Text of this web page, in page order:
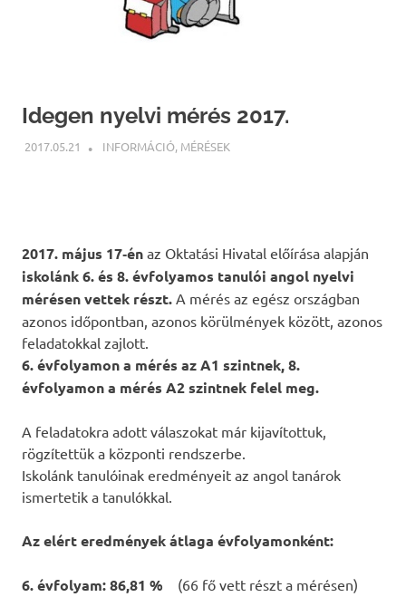
Idegen nyelvi mérés 2017.
2017.05.21 NBEA
INFORMÁCIÓ, MÉRÉSEK
2017. május 17‐én az Oktatási Hivatal előírása alapján
iskolánk 6. és 8. évfolyamos tanulói angol nyelvi
mérésen vettek részt. A mérés az egész országban
azonos időpontban, azonos körülmények között, azonos
feladatokkal zajlott.
6. évfolyamon a mérés az A1 szintnek, 8.
évfolyamon a mérés A2 szintnek felel meg.
A feladatokra adott válaszokat már kijavítottuk,
rögzítettük a központi rendszerbe.
Iskolánk tanulóinak eredményeit az angol tanárok
ismertetik a tanulókkal.
Az elért eredmények átlaga évfolyamonként:
6. évfolyam: 86,81 % (66 fő vett részt a mérésen)